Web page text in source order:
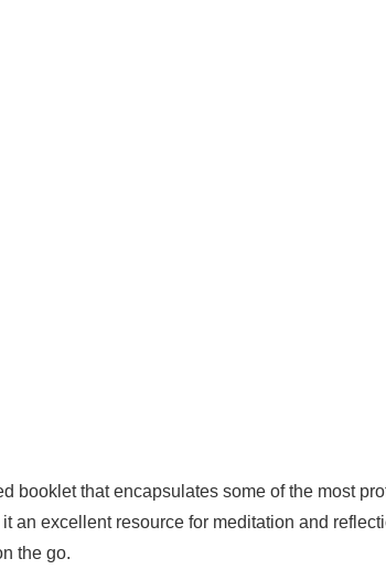
booklet that encapsulates some of the most
excellent resource for meditation and
the go.